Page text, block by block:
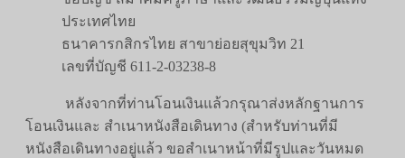
ประเทศไทย
ธนาคารกสิกรไทย สาขาย่อยสุขุมวิท 21
เลขที่บัญชี 611-2-03238-8
หลังจากที่ท่านโอนเงินแล้วกรุณาส่งหลักฐานการ
โอนเงินและ สำเนาหนังสือเดินทาง (สำหรับท่านที่มี
หนังสือเดินทางอยู่แล้ว ขอสำเนาหน้าที่มีรูปและวันหมด